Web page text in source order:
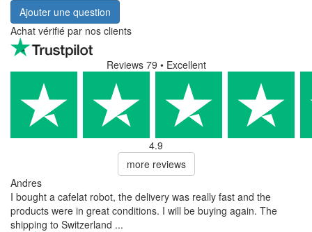
Ajouter une question
Achat vérifié par nos clients
Reviews 79 • Excellent
4.9
more reviews
Andres
I bought a cafelat robot, the delivery was really fast and the
products were in great conditions. I will be buying again. The
shipping to Switzerland ...